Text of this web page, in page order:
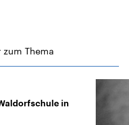
zum Thema
in